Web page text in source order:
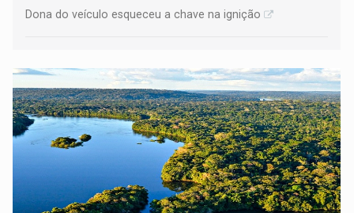
Dona do veículo esqueceu a chave na ignição